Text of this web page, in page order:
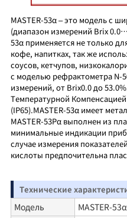
MASTER-53α – это модель с
(диапазон измерений Brix
53α применяется не только
кофе, напитках, так же
соусов, кетчупов,
с моделью рефрактометра N-
измерений, от Brix0.0 до
Температурной
(IP65).MASTER-53α имеет
MASTER-53Pα выполнен из
минимальные индикации
случае измерения
кислоты предпочительна
Технические
Модель
MASTER-53α